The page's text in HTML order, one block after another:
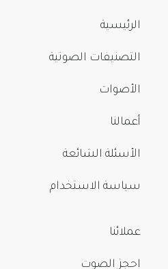
الرئيسية
التصنيفات الصوتية
الأصوات
أعمالنا
الأسئلة الشائعة
سياسة الاستخدام
عملائنا
احجز الصوت